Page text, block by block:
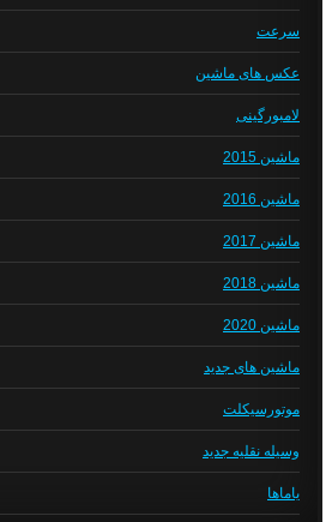
سرعت
عکس های ماشین
لامبورگینی
ماشین 2015
ماشین 2016
ماشین 2017
ماشین 2018
ماشین 2020
ماشین های جدید
موتورسیکلت
وسیله نقلیه جدید
یاماها